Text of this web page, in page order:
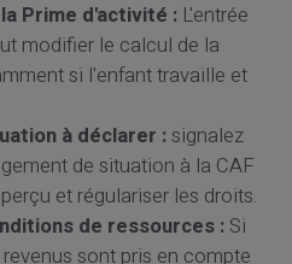
Prime d'activité : L'entrée
modifier le calcul de la
si l'enfant travaille et
à déclarer : signalez
de situation à la CAF
et régulariser les droits.
de ressources : Si
sont pris en compte